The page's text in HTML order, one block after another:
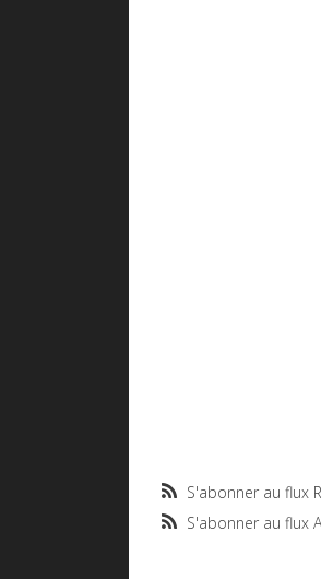
S'abonner au flux
S'abonner au flux